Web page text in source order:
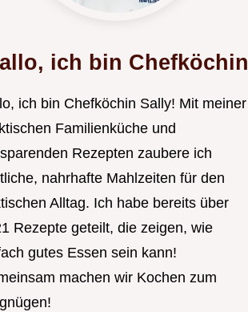
ich bin Chefköchin
ich bin Chefköchin Sally! Mit meiner
Familienküche und
Rezepten zaubere ich
nahrhafte Mahlzeiten für den
Alltag. Ich habe bereits über
Rezepte geteilt, die zeigen, wie
gutes Essen sein kann!
machen wir Kochen zum